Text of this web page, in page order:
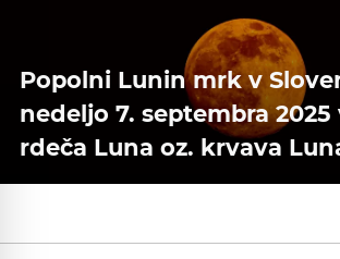
Popolni Lunin mrk v
nedeljo 7. septembra
rdeča Luna oz. krvava